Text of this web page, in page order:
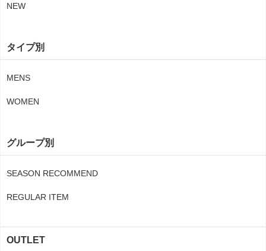
NEW
タイプ別
MENS
WOMEN
グループ別
SEASON RECOMMEND
REGULAR ITEM
OUTLET